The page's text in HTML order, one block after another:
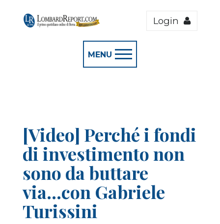
Login
MENU
[Video] Perché i fondi
di investimento non
sono da buttare
via...con Gabriele
Turissini